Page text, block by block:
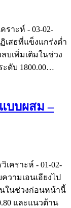
าะห์ - 03-02-
เสธที่แข็งแกร่งต่ำ
บเพิ่มเติมในช่วง
ะดับ 1800.00…
บบผสม –
คราะห์ - 01-02-
วามเอนเอียงไป
ในช่วงก่อนหน้านี้
และแนวต้าน